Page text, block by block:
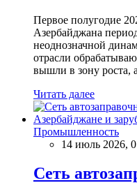
Первое полугодие
Азербайджана
неоднозначной
отрасли
вышли в зону роста,
Читать далее
Промышленность
14 июль 2026,
Сеть